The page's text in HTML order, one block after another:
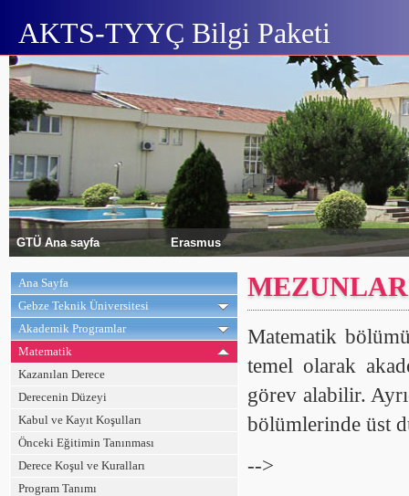
AKTS-TYYÇ Bilgi Paketi
GTÜ Ana sayfa Erasmus
Ana Sayfa
Gebze Teknik Üniversitesi
Akademik Programlar
Matematik
Kazanılan Derece
Derecenin Düzeyi
Kabul ve Kayıt Koşulları
Önceki Eğitimin Tanınması
Derece Koşul ve Kuralları
Program Tanımı
Matematik
temel olarak
görev alabilir.
bölümlerinde üst
-->